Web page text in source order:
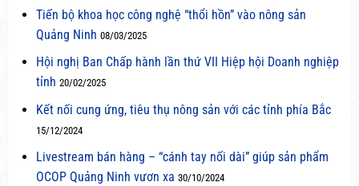
Tiến bộ khoa học công nghệ “thổi hồn” vào nông sản
Quảng Ninh 08/03/2025
Hội nghị Ban Chấp hành lần thứ VII Hiệp hội Doanh nghiệp
tỉnh 20/02/2025
Kết nối cung ứng, tiêu thụ nông sản với các tỉnh phía Bắc
15/12/2024
Livestream bán hàng – “cánh tay nối dài” giúp sản phẩm
OCOP Quảng Ninh vươn xa 30/10/2024